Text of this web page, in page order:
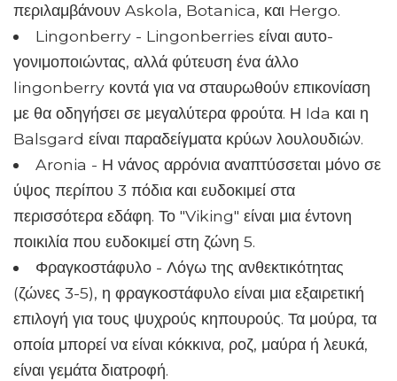
περιλαμβάνουν Askola, Botanica, και Hergo.
Lingonberry - Lingonberries είναι αυτο-
γονιμοποιώντας, αλλά φύτευση ένα άλλο
lingonberry κοντά για να σταυρωθούν επικονίαση
με θα οδηγήσει σε μεγαλύτερα φρούτα. Η Ida και η
Balsgard είναι παραδείγματα κρύων λουλουδιών.
Aronia - Η νάνος αρρόνια αναπτύσσεται μόνο σε
ύψος περίπου 3 πόδια και ευδοκιμεί στα
περισσότερα εδάφη. Το "Viking" είναι μια έντονη
ποικιλία που ευδοκιμεί στη ζώνη 5.
Φραγκοστάφυλο - Λόγω της ανθεκτικότητας
(ζώνες 3-5), η φραγκοστάφυλο είναι μια εξαιρετική
επιλογή για τους ψυχρούς κηπουρούς. Τα μούρα, τα
οποία μπορεί να είναι κόκκινα, ροζ, μαύρα ή λευκά,
είναι γεμάτα διατροφή.